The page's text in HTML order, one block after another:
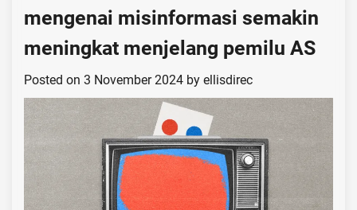
mengenai misinformasi semakin
meningkat menjelang pemilu AS
Posted on 3 November 2024 by ellisdirec